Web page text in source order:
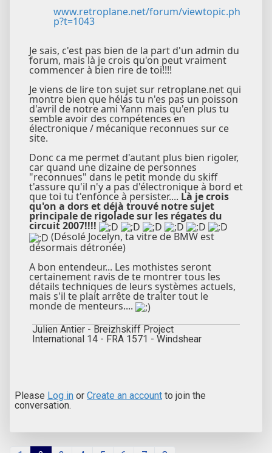
www.retroplane.net/forum/viewtopic.ph
p?t=1043
Je sais, c'est pas bien de la part d'un admin du
forum, mais là je crois qu'on peut vraiment
commencer à bien rire de toi!!!!
Je viens de lire ton sujet sur retroplane.net qui
montre bien que hélas tu n'es pas un poisson
d'avril de notre ami Yann mais qu'en plus tu
semble avoir des compétences en
électronique / mécanique reconnues sur ce
site.
Donc ca me permet d'autant plus bien rigoler,
car quand une dizaine de personnes
"reconnues" dans le petit monde du skiff
t'assure qu'il n'y a pas d'électronique à bord et
que toi tu t'enfonce à persister.... Là je crois
qu'on a dors et déjà trouvé notre sujet
principale de rigolade sur les régates du
circuit 2007!!!!
(Désolé Jocelyn, ta vitre de BMW est
désormais détronée)
A bon entendeur... Les mothistes seront
certainement ravis de te montrer tous les
détails techniques de leurs systèmes actuels,
mais s'il te plait arrête de traiter tout le
monde de menteurs....
Julien Antier - Breizhskiff Project
International 14 - FRA 1571 - Windshear
Please Log in or Create an account to join the
conversation.